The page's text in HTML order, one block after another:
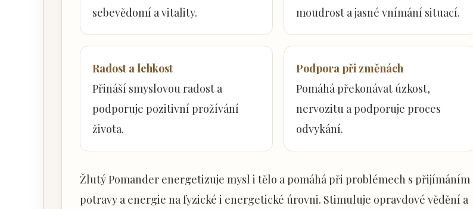
sebevědomí a vitality.
moudrost a jasné vnímání situací.
Radost a lehkost
Přináší smyslovou radost a
podporuje pozitivní prožívání
života.
Podpora při změnách
Pomáhá překonávat úzkost,
nervozitu a podporuje proces
odvykání.
Žlutý Pomander energetizuje mysl i tělo a pomáhá při problémech s přijímáním
potravy a energie na fyzické i energetické úrovni. Stimuluje opravdové vědění a